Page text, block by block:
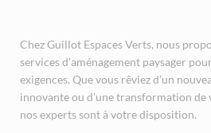
Chez Guillot Espaces Verts, nous
services d’aménagement paysager
exigences. Que vous rêviez d’un
innovante ou d’une transformation de
nos experts sont à votre disposition.